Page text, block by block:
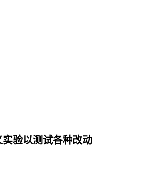
实验以测试各种改动